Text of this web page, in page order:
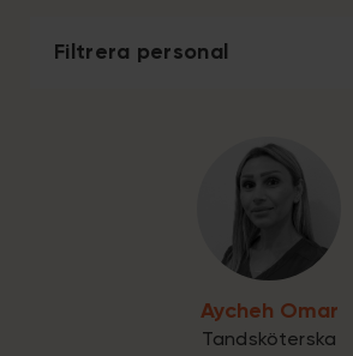
Filtrera personal
Aycheh Omar
Tandsköterska